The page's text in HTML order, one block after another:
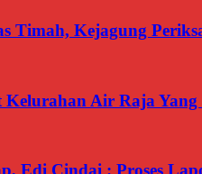
Timah, Kejagung
Air Raja
Edi Cindai : Proses